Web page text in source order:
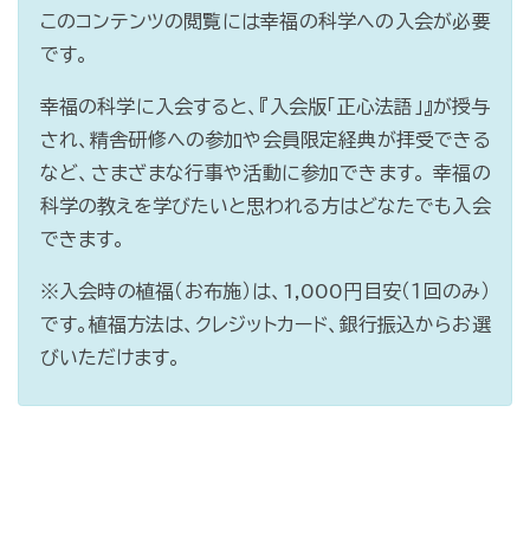
このコンテンツの閲覧には幸福の科学への入会が必要
です。
幸福の科学に入会すると、『入会版「正心法語」』が授与
され、精舎研修への参加や会員限定経典が拝受できる
など、さまざまな行事や活動に参加できます。 幸福の
科学の教えを学びたいと思われる方はどなたでも入会
できます。
※入会時の植福（お布施）は、1,000円目安（１回のみ）
です。植福方法は、クレジットカード、銀行振込からお選
びいただけます。